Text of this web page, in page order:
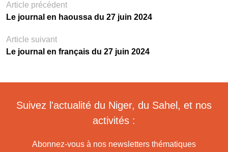
Article précédent
Le journal en haoussa du 27 juin 2024
Article suivant
Le journal en français du 27 juin 2024
Suivez l'actualité du Niger, du Sahel, et nos
activités :
Abonnez-vous à nos newsletters thématiques